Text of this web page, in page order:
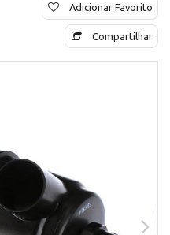
Adicionar Favorito
Compartilhar